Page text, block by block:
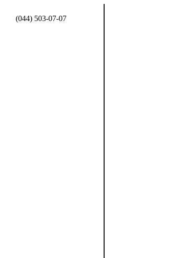
(044) 503-07-07